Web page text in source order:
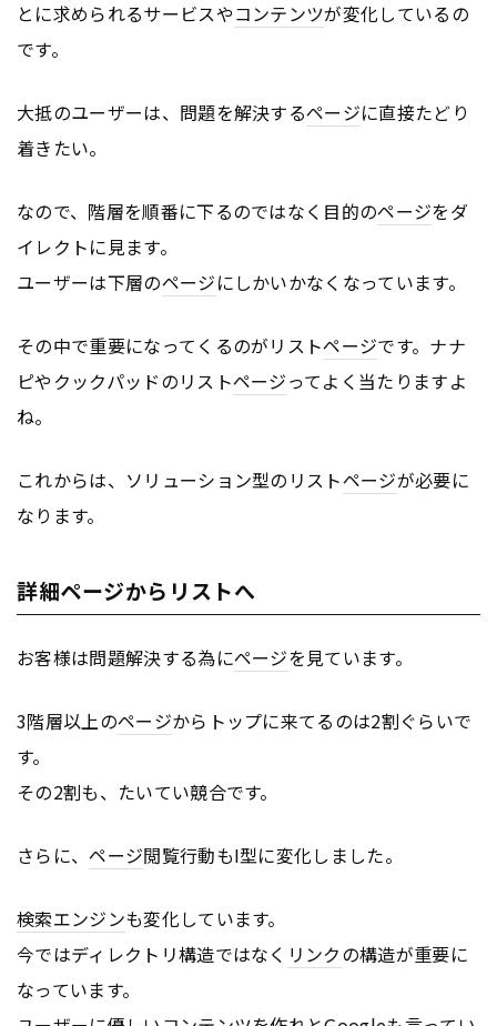
とに求められるサービスやコンテンツが変化しているの
です。
大抵のユーザーは、問題を解決するページに直接たどり
着きたい。
なので、階層を順番に下るのではなく目的のページをダ
イレクトに見ます。
ユーザーは下層のページにしかいかなくなっています。
その中で重要になってくるのがリストページです。ナナ
ピやクックパッドのリストページってよく当たりますよ
ね。
これからは、ソリューション型のリストページが必要に
なります。
詳細ページからリストへ
お客様は問題解決する為にページを見ています。
3階層以上のページからトップに来てるのは2割ぐらいで
す。
その2割も、たいてい競合です。
さらに、ページ閲覧行動もI型に変化しました。
検索エンジンも変化しています。
今ではディレクトリ構造ではなく リンクの構造が重要に
なっています。